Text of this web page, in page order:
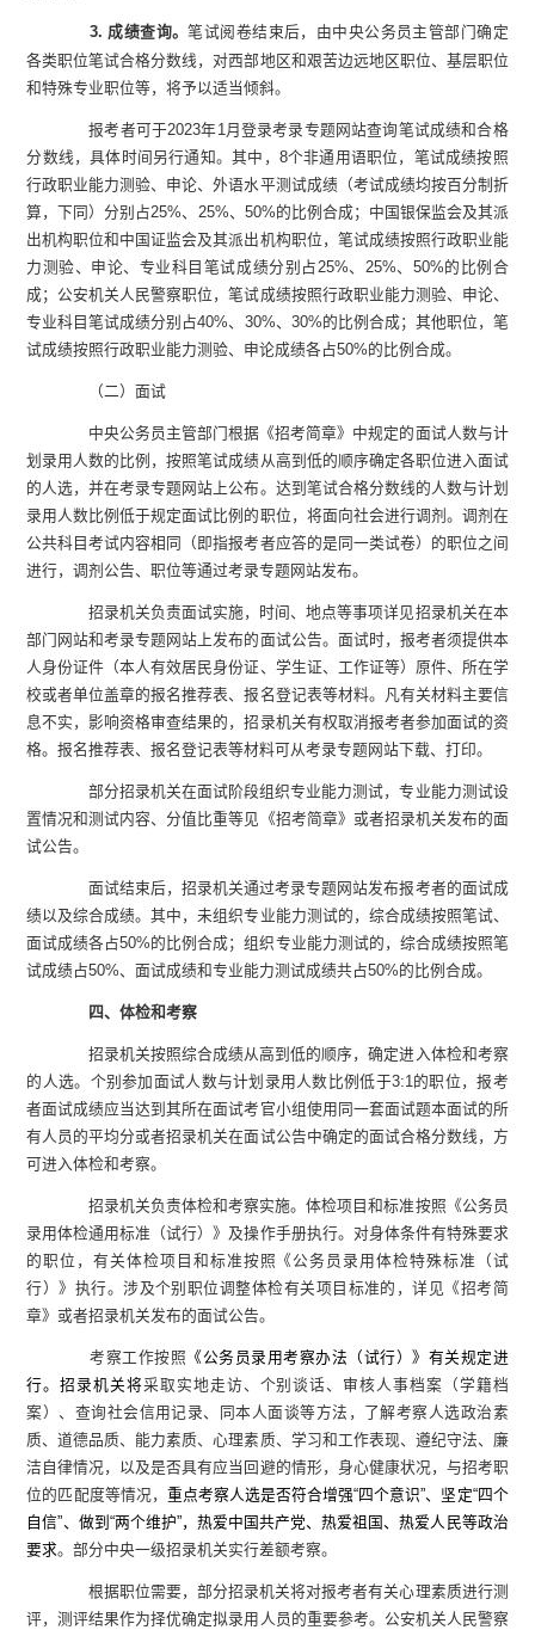
3. 成绩查询。笔试阅卷结束后，由中央公务员主管部门确定
各类职位笔试合格分数线，对西部地区和艰苦边远地区职位、基层职位
和特殊专业职位等，将予以适当倾斜。
报考者可于2023年1月登录考录专题网站查询笔试成绩和合格
分数线，具体时间另行通知。其中， 8个非通用语职位，笔试成绩按照
行政职业能力测验、申论、外语水平测试成绩（考试成绩均按百分制折
算，下同）分别占25%、 25%、 50%的比例合成；中国银保监会及其派
出机构职位和中国证监会及其派出机构职位，笔试成绩按照行政职业能
力测验、申论、专业科目笔试成绩分别占25%、 25%、 50%的比例合
成；公安机关人民警察职位，笔试成绩按照行政职业能力测验、申论、
专业科目笔试成绩分别占40%、 30%、 30%的比例合成；其他职位，笔
试成绩按照行政职业能力测验、申论成绩各占50%的比例合成。
（二）面试
中央公务员主管部门根据《招考简章》中规定的面试人数与计
划录用人数的比例，按照笔试成绩从高到低的顺序确定各职位进入面试
的人选，并在考录专题网站上公布。达到笔试合格分数线的人数与计划
录用人数比例低于规定面试比例的职位，将面向社会进行调剂。 调剂在
公共科目考试内容相同（即指报考者应答的是同一类试卷）的职位之间
进行，调剂公告、职位等通过考录专题网站发布。
招录机关负责面试实施，时间、地点等事项详见招录机关在本
部门网站和考录专题网站上发布的面试公告。面试时，报考者须提供本
人身份证件（本人有效居民身份证、学生证、工作证等）原件、所在学
校或者单位盖章的报名推荐表、报名登记表等材料。凡有关材料主要信
息不实，影响资格审查结果的，招录机关有权取消报考者参加面试的资
格。报名推荐表、报名登记表等材料可从考录专题网站下载、打印。
部分招录机关在面试阶段组织专业能力测试，专业能力测试设
置情况和测试内容、分值比重等见《招考简章》或者招录机关发布的面
试公告。
面试结束后，招录机关通过考录专题网站发布报考者的面试成
绩以及综合成绩。其中，未组织专业能力测试的，综合成绩按照笔试、
面试成绩各占50%的比例合成；组织专业能力测试的，综合成绩按照笔
试成绩占50%、面试成绩和专业能力测试成绩共占50%的比例合成。
四、体检和考察
招录机关按照综合成绩从高到低的顺序，确定进入体检和考察
的人选。个别参加面试人数与计划录用人数比例低于3:1的职位，报考
者面试成绩应当达到其所在面试考官小组使用同一套面试题本面试的所
有人员的平均分或者招录机关在面试公告中确定的面试合格分数线，方
可进入体检和考察。
招录机关负责体检和考察实施。体检项目和标准按照《公务员
录用体检通用标准（试行）》及操作手册执行。对身体条件有特殊要求
的职位，有关体检项目和标准按照《公务员录用体检特殊标准（试
行）》执行。涉及个别职位调整体检有关项目标准的，详见《招考简
章》或者招录机关发布的面试公告。
考察工作按照 《公务员录用考察办法（试行）》有关规定进
行。招录机关将采取实地走访、个别谈话、审核人事档案（学籍档
案）、查询社会信用记录、同本人面谈等方法，了解考察人选政治素
质、道德品质、能力素质、心理素质、学习和工作表现、遵纪守法、廉
洁自律情况，以及是否具有应当回避的情形，身心健康状况，与招考职
位的匹配度等情况， 重点考察人选是否符合增强“四个意识”、坚定“四个
自信”、做到 “两个维护”，热爱中国共产党、热爱祖国、热爱人民等政治
要求。部分中央一级招录机关实行差额考察。
根据职位需要，部分招录机关将对报考者有关心理素质进行测
评，测评结果作为择优确定拟录用人员的重要参考。公安机关人民警察